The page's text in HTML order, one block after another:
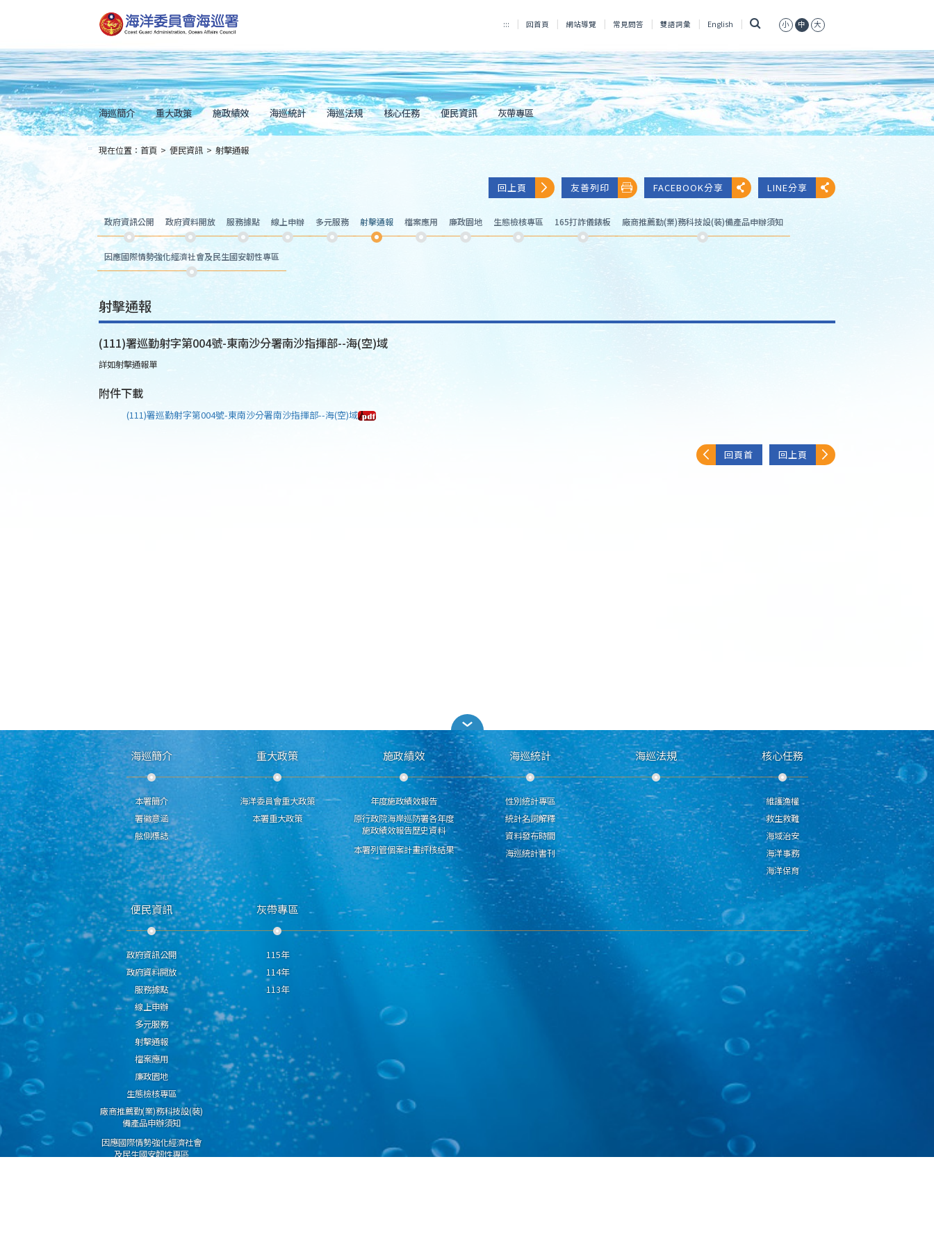
到
主
內
容
Skip
to
main
content
::: 回首頁 網站導覽 常見問答 雙語詞彙 English 小 中 大
海巡簡介 重大政策 施政績效 海巡統計 海巡法規 核心任務 便民資訊 灰帶專區
::: 現在位置： 首頁 > 便民資訊 > 射擊通報
回上頁 友善列印 FACEBOOK分享 LINE分享
政府資訊公開 政府資料開放 服務據點 線上申辦 多元服務 射擊通報 檔案應用 廉政園地 生態檢核專區 165打詐儀錶板 廠商推薦勤(業)務科技設(裝)備產品申辦須知
因應國際情勢強化經濟社會及民生國安韌性專區
射擊通報
(111)署巡勤射字第004號-東南沙分署南沙指揮部--海(空)域
詳如射擊通報單
附件下載
(111)署巡勤射字第004號-東南沙分署南沙指揮部--海(空)域
回頁首 回上頁
海巡簡介
本署簡介
署徽意涵
舷側標誌
重大政策
海洋委員會重大政策
本署重大政策
施政績效
年度施政績效報告
原行政院海岸巡防署各年度
施政績效報告歷史資料
本署列管個案計畫評核結果
海巡統計
性別統計專區
統計名詞解釋
資料發布時間
海巡統計書刊
海巡法規 核心任務
維護漁權
救生救難
海域治安
海洋事務
海洋保育
便民資訊
政府資訊公開
政府資料開放
服務據點
線上申辦
多元服務
射擊通報
檔案應用
廉政園地
生態檢核專區
廠商推薦勤(業)務科技設(裝)
備產品申辦須知
因應國際情勢強化經濟社會
及民生國安韌性專區
灰帶專區
115年
114年
113年